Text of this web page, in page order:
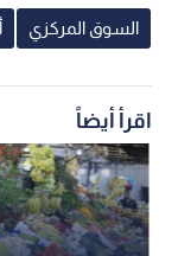
السوق المركزي
اقرأ أيضاً